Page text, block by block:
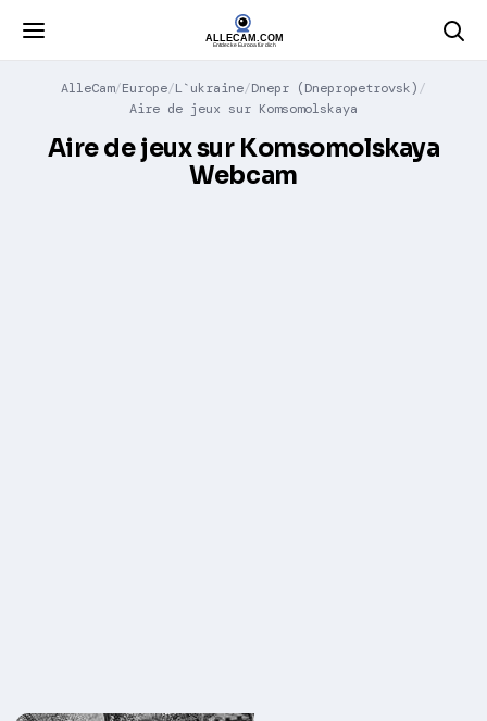
AlleCam Europe L`ukraine Dnepr (Dnepropetrovsk)
Aire de jeux sur Komsomolskaya
Aire de jeux sur Komsomolskaya
Webcam